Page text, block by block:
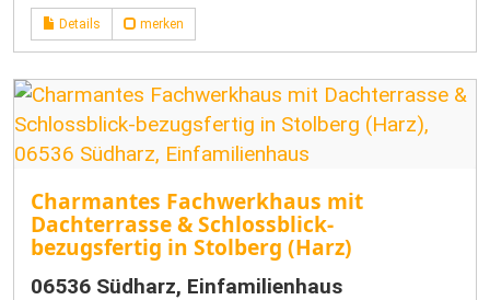
Details merken
Charmantes Fachwerkhaus mit
Dachterrasse & Schlossblick-
bezugsfertig in Stolberg (Harz)
06536 Südharz, Einfamilienhaus